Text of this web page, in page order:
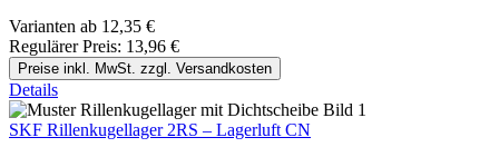
Varianten ab 12,35 €
Regulärer Preis: 13,96 €
Preise inkl. MwSt. zzgl. Versandkosten
Details
SKF Rillenkugellager 2RS – Lagerluft CN